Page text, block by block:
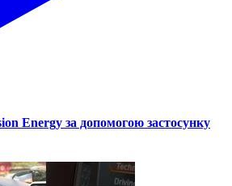
Energy за допомогою застосунку